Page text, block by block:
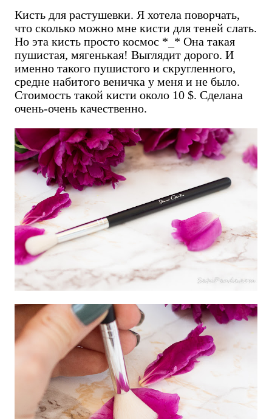
Кисть для растушевки. Я хотела поворчать,
что сколько можно мне кисти для теней слать.
Но эта кисть просто космос *_* Она такая
пушистая, мягенькая! Выглядит дорого. И
именно такого пушистого и скругленного,
средне набитого веничка у меня и не было.
Стоимость такой кисти около 10 $. Сделана
очень-очень качественно.